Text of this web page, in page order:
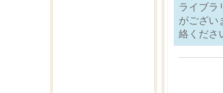
ライブラ
がござい
絡くださ